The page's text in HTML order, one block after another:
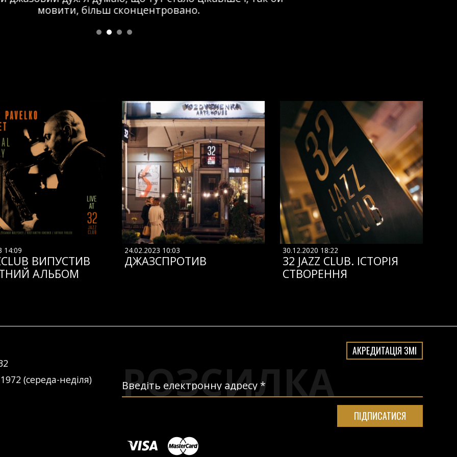
мовити, більш сконцентровано.
14:09
ВИПУСТИВ
АЛЬБОМ
24.02.2023 10:03
ДЖАЗСПРОТИВ
30.12.2020 18:22
32 JAZZ CLUB. ІСТОРІЯ
СТВОРЕННЯ
(середа-неділя)
АКРЕДИТАЦІЯ ЗМІ
РОЗСИЛКА